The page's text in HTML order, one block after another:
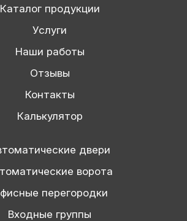
Каталог продукции
Услуги
Наши работы
Отзывы
Контакты
Калькулятор
двери
ворота
перегородки
Входные группы